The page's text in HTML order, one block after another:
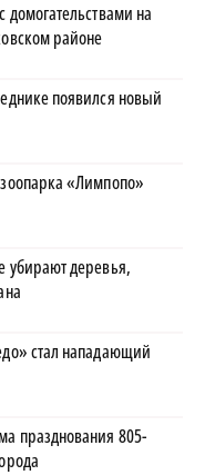
домогательствами на
районе
появился новый
«Лимпопо»
убирают деревья,
стал нападающий
празднования 805-